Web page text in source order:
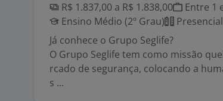
R$ 1.837,00 a R$ 1.838,00
Entre 1
Ensino Médio (2º Grau)
Presencial
Já conhece o Grupo Seglife?
O Grupo Seglife tem como missão
rcado de segurança, colocando a
s ...